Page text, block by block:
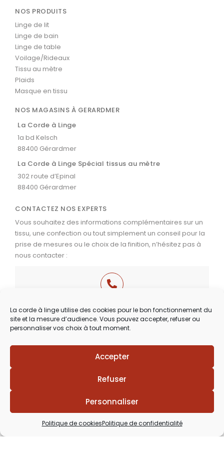
La corde à linge utilise des cookies pour le bon fonctionnement du
site et la mesure d’audience. Vous pouvez accepter, refuser ou
personnaliser vos choix à tout moment.
Accepter
Refuser
Personnaliser
Politique de cookiesPolitique de confidentialité
NOS PRODUITS
Linge de lit
Linge de bain
Linge de table
Voilage/Rideaux
Tissu au mètre
Plaids
Masque en tissu
NOS MAGASINS À GERARDMER
La Corde à Linge
1a bd Kelsch
88400 Gérardmer
La Corde à Linge Spécial tissus au mètre
302 route d’Epinal
88400 Gérardmer
CONTACTEZ NOS EXPERTS
Vous souhaitez des informations complémentaires sur un
tissu, une confection ou tout simplement un conseil pour la
prise de mesures ou le choix de la finition, n’hésitez pas à
nous contacter :
03 29 60 49 17
Du Mardi au Samedi